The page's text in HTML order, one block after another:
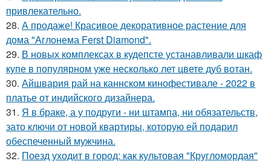
привлекательно.
28. А продаже! Красивое декоративное растение для
дома "Аглонема Ferst Diamond".
29. В новых комплексах в кудепсте устанавливали шкаф
купе в популярном уже несколько лет цвете дуб вотан.
30. Айшвария рай на каннском кинофестивале - 2022 в
платье от индийского дизайнера.
31. Я в браке, а у подруги - ни штампа, ни обязательств,
зато ключи от новой квартиры, которую ей подарил
обеспеченный мужчина.
32. Поезд уходит в город: как культовая "Кругломордая"